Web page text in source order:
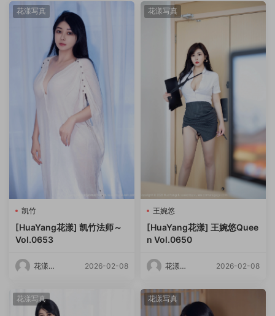
花漾写真
凯竹
[HuaYang花漾] 凯竹法师～
Vol.0653
花漾
2026-02-08
花漾写真
王婉悠
[HuaYang花漾] 王婉悠Quee
n Vol.0650
花漾
2026-02-08
花漾写真 花漾写真